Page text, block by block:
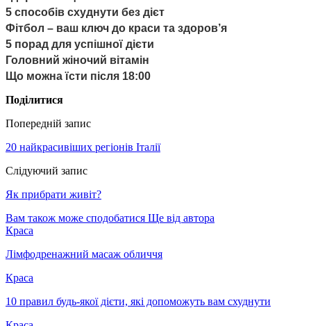
5 способів схуднути без дієт
Фітбол – ваш ключ до краси та здоров’я
5 порад для успішної дієти
Головний жіночий вітамін
Що можна їсти після 18:00
Поділитися
Попередній запис
20 найкрасивіших регіонів Італії
Слідуючий запис
Як прибрати живіт?
Вам також може сподобатися Ще від автора
Краса
Лімфодренажний масаж обличчя
Краса
10 правил будь-якої дієти, які допоможуть вам схуднути